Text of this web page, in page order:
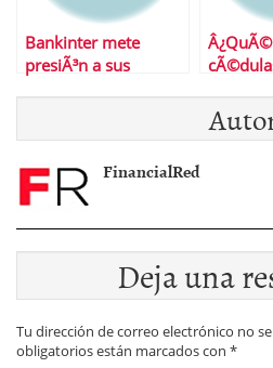
Bankinter mete
presiÃ³n a sus
FinancialRed
Deja una
Tu dirección de correo electrónico no
obligatorios están marcados con *